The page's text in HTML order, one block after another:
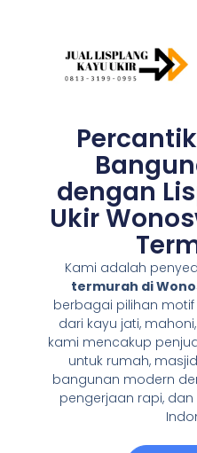
dengan
Ukir
Kami adalah
termurah di
berbagai pilihan
dari kayu jati,
kami mencakup
untuk rumah,
bangunan modern
pengerjaan rapi,